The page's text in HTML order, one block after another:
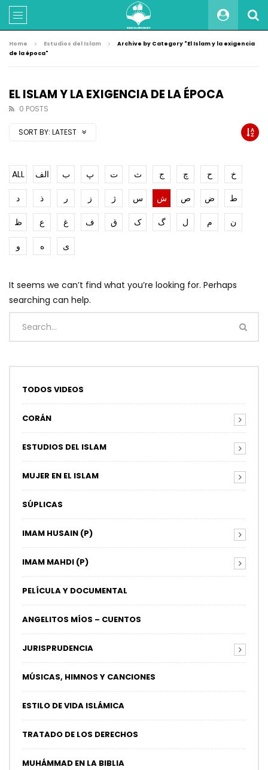
Home Estudios del Islam
Archive by Category "El Islam y la exigencia
de la época"
EL ISLAM Y LA EXIGENCIA DE LA ÉPOCA
0 POSTS
SORT BY: LATEST
ALL الف ب پ ت ث ج چ ح
خ
د
ذ ر ز ژ س ش ص ض
ط
ظ
ع غ ف ق ک گ ل م
ن
و
ه ی
It seems we can’t find what you’re looking for. Perhaps
searching can help.
TODOS VIDEOS
CORÁN
ESTUDIOS DEL ISLAM
MUJER EN EL ISLAM
SÚPLICAS
IMAM HUSAIN (P)
IMAM MAHDI (P)
PELÍCULA Y DOCUMENTAL
ANGELITOS MÍOS – CUENTOS
JURISPRUDENCIA
MÚSICAS, HIMNOS Y CANCIONES
ESTILO DE VIDA ISLÁMICA
TRATADO DE LOS DERECHOS
MUHÁMMAD EN LA BIBLIA